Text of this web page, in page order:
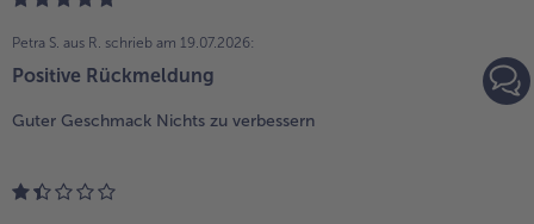
Petra S. aus R. schrieb am 19.07.2026:
Positive Rückmeldung
Guter Geschmack Nichts zu verbessern